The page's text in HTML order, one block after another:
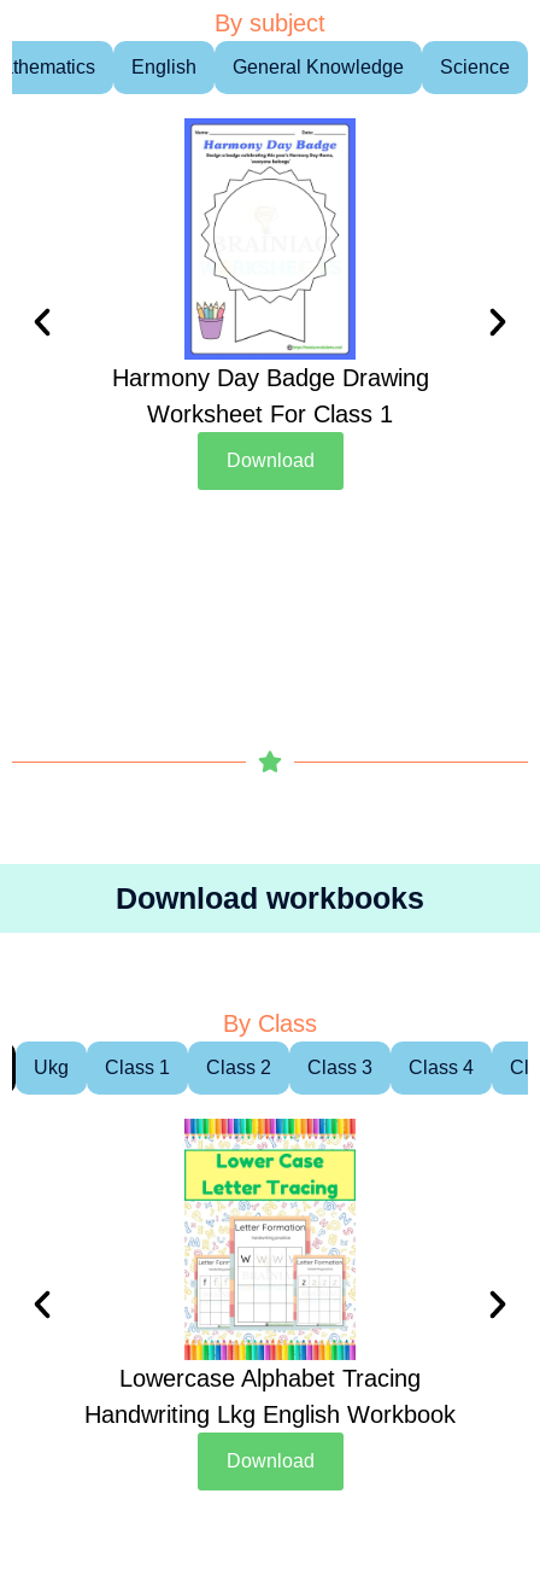
By subject
English General Knowledge Science
Harmony Day Badge Drawing
Worksheet For Class 1
Download
Download workbooks
By Class
Ukg Class 1 Class 2 Class 3 Class 4
Lowercase Alphabet Tracing
Handwriting Lkg English Workbook
Download